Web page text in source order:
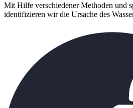
Mit Hilfe verschiedener Methoden und
identifizieren wir die Ursache des